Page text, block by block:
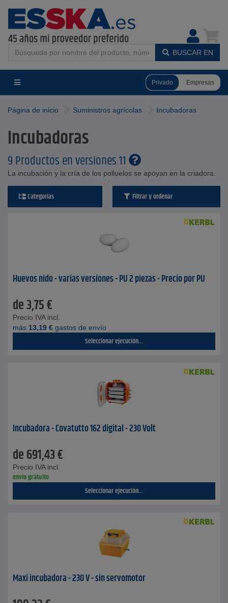
BUSCAR EN
Privado Empresas
Página de inicio Suministros agrícolas Incubadoras
Incubadoras
9 Productos en versiones 11
La incubación y la cría de los polluelos se apoyan en la criadora.
Categorías Filtrar y ordenar
Huevos nido - varias versiones - PU 2 piezas - Precio por PU
de3,75€
Precio IVA incl.
más 13,19 € gastos de envío
Seleccionar ejecución...
Incubadora - Covatutto 162 digital - 230 Volt
de691,43€
Precio IVA incl.
envío gratuito
Seleccionar ejecución...
Maxi incubadora - 230 V - sin servomotor